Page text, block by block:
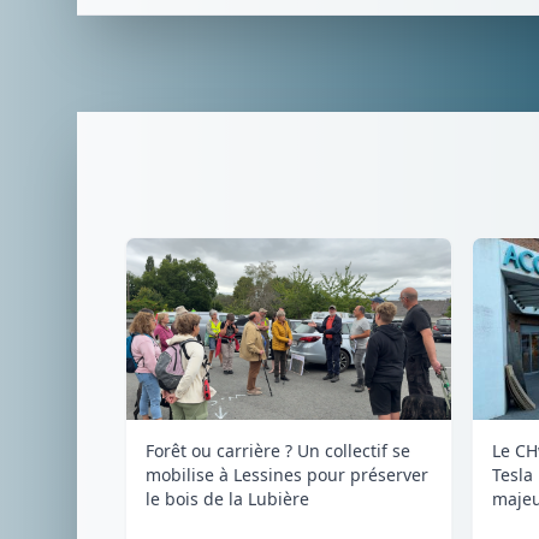
Forêt ou carrière ? Un collectif se
mobilise à Lessines pour préserver
le bois de la Lubière
Le